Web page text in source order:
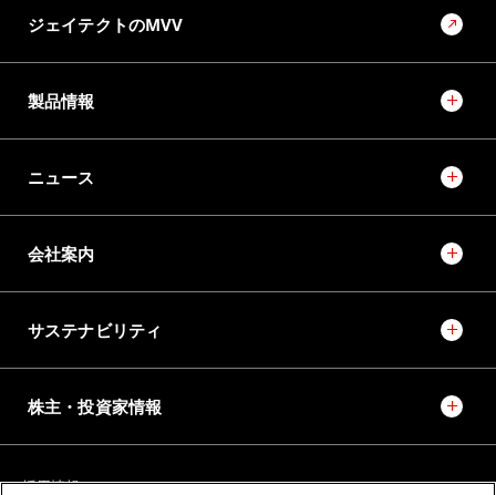
ジェイテクトのMVV
製品情報
ニュース
会社案内
サステナビリティ
株主・投資家情報
採用情報 JTEKT STORIES JTEKT SPORTS